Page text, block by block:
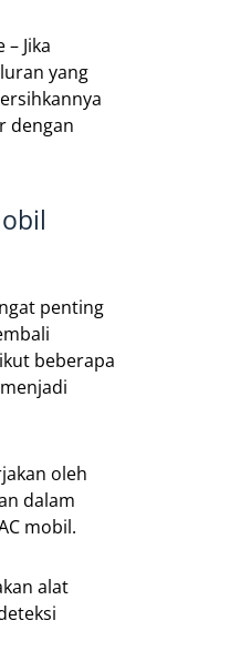
Jika
yang
dengan
penting
beberapa
oleh
dalam
mobil.
alat